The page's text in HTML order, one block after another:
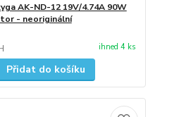
AK-ND-12 19V/4.74A 90W
- neoriginální
ihned 4 ks
Přidat do košíku